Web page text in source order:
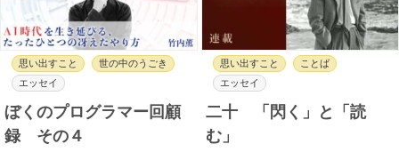
思い出すこと
世の中のうごき
エッセイ
ぼくのプログラマー回顧
録 その４
思い出すこと
ことば
エッセイ
二十 「閃く」と「読
む」